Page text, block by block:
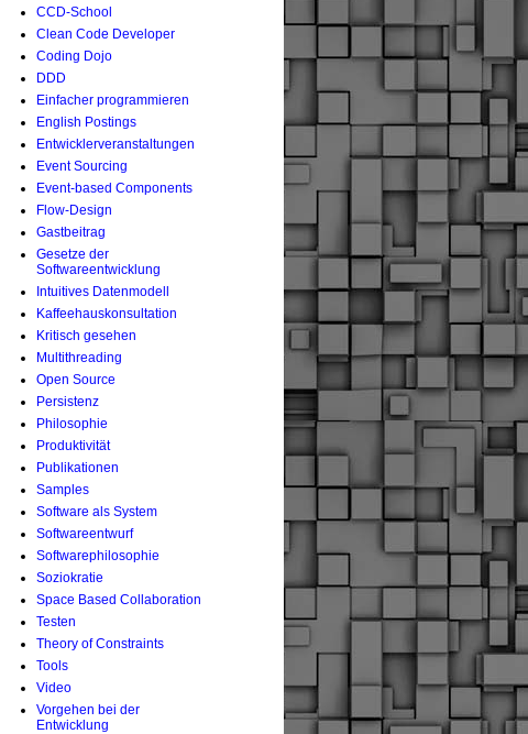
CCD-School
Clean Code Developer
Coding Dojo
DDD
Einfacher programmieren
English Postings
Entwicklerveranstaltungen
Event Sourcing
Event-based Components
Flow-Design
Gastbeitrag
Gesetze der
Softwareentwicklung
Intuitives Datenmodell
Kaffeehauskonsultation
Kritisch gesehen
Multithreading
Open Source
Persistenz
Philosophie
Produktivität
Publikationen
Samples
Software als System
Softwareentwurf
Softwarephilosophie
Soziokratie
Space Based Collaboration
Testen
Theory of Constraints
Tools
Video
Vorgehen bei der
Entwicklung